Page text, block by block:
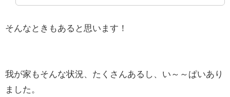
そんなときもあると思います！
我が家もそんな状況、たくさんあるし、い～～ぱいあり
ました。